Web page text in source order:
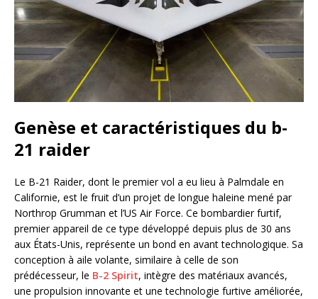
Genèse et caractéristiques du b-
21 raider
Le B-21 Raider, dont le premier vol a eu lieu à Palmdale en
Californie, est le fruit d’un projet de longue haleine mené par
Northrop Grumman et l’US Air Force. Ce bombardier furtif,
premier appareil de ce type développé depuis plus de 30 ans
aux États-Unis, représente un bond en avant technologique. Sa
conception à aile volante, similaire à celle de son
prédécesseur, le B-2 Spirit, intègre des matériaux avancés,
une propulsion innovante et une technologie furtive améliorée,